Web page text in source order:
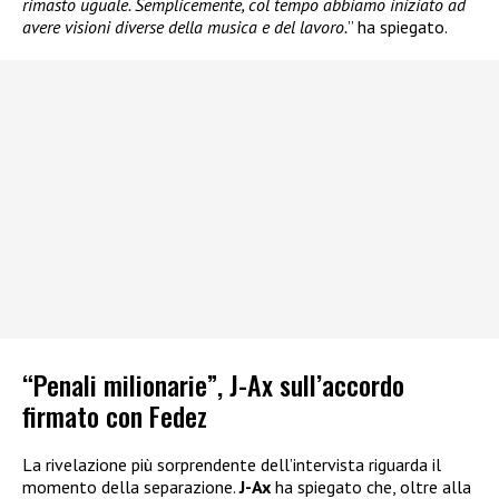
rimasto uguale. Semplicemente, col tempo abbiamo iniziato ad
avere visioni diverse della musica e del lavoro.” ha spiegato.
“Penali milionarie”, J-Ax sull’accordo
firmato con Fedez
La rivelazione più sorprendente dell’intervista riguarda il
momento della separazione.J-Ax ha spiegato che, oltre alla